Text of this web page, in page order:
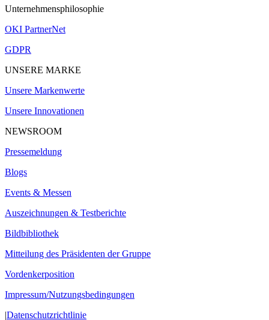
Unternehmensphilosophie
OKI PartnerNet
GDPR
UNSERE MARKE
Unsere Markenwerte
Unsere Innovationen
NEWSROOM
Pressemeldung
Blogs
Events & Messen
Auszeichnungen & Testberichte
Bildbibliothek
Mitteilung des Präsidenten der Gruppe
Vordenkerposition
Impressum/Nutzungsbedingungen
|Datenschutzrichtlinie